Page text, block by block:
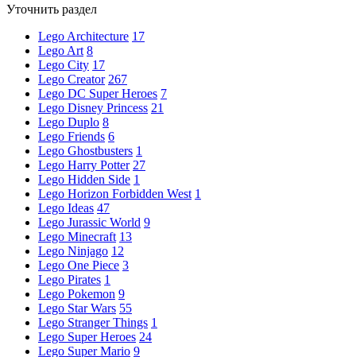
Уточнить раздел
Lego Architecture 17
Lego Art 8
Lego City 17
Lego Creator 267
Lego DC Super Heroes 7
Lego Disney Princess 21
Lego Duplo 8
Lego Friends 6
Lego Ghostbusters 1
Lego Harry Potter 27
Lego Hidden Side 1
Lego Horizon Forbidden West 1
Lego Ideas 47
Lego Jurassic World 9
Lego Minecraft 13
Lego Ninjago 12
Lego One Piece 3
Lego Pirates 1
Lego Pokemon 9
Lego Star Wars 55
Lego Stranger Things 1
Lego Super Heroes 24
Lego Super Mario 9